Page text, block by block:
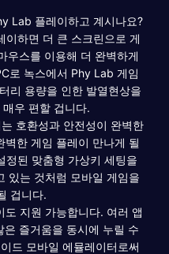
Lab 플레이하고 계시나요?
하면 더 큰 스크린으로 게
우스를 이용해 더 완벽하게
로 녹스에서 Phy Lab 게임
리 용량을 인한 발열현상을
우 편할 겁니다.
호환성과 안전성이 완벽한
한 게임 플레이 만나게 될
정된 맞춤형 가상키 세팅을
있는 것처럼 모바일 게임을
겁니다.
지원 가능합니다. 여러 앱
즐거움을 동시에 누릴 수
드 모바일 에뮬레이터로써